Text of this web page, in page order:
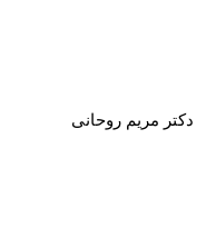
دکتر مریم روحانی